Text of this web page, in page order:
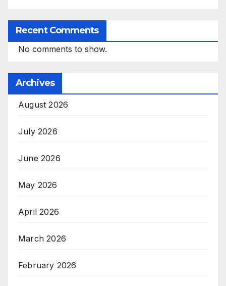
Recent Comments
No comments to show.
Archives
August 2026
July 2026
June 2026
May 2026
April 2026
March 2026
February 2026